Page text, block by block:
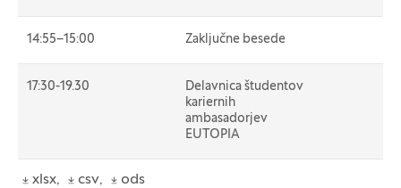
14:55–15:00 Zaključne besede
17:30-19.30
Delavnica študentov
kariernih
ambasadorjev
EUTOPIA
xlsx csv ods